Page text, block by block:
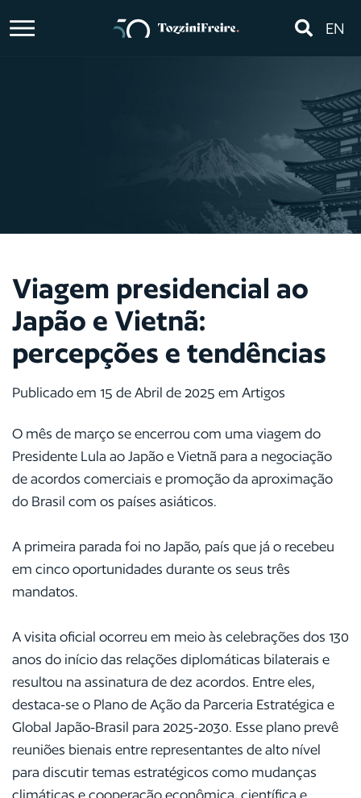
EN
Viagem presidencial ao
Japão e Vietnã:
percepções e tendências
Publicado em 15 de Abril de 2025 em Artigos
O mês de março se encerrou com uma viagem do
Presidente Lula ao Japão e Vietnã para a negociação
de acordos comerciais e promoção da aproximação
do Brasil com os países asiáticos.
A primeira parada foi no Japão, país que já o recebeu
em cinco oportunidades durante os seus três
mandatos.
A visita oficial ocorreu em meio às celebrações dos 130
anos do início das relações diplomáticas bilaterais e
resultou na assinatura de dez acordos. Entre eles,
destaca-se o Plano de Ação da Parceria Estratégica e
Global Japão-Brasil para 2025-2030. Esse plano prevê
reuniões bienais entre representantes de alto nível
para discutir temas estratégicos como mudanças
climáticas e cooperação econômica, científica e